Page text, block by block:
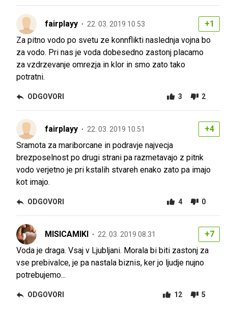
fairplayy 22. 03. 2019 10.53
+1
Za pitno vodo po svetu ze konnflikti naslednja vojna bo
za vodo. Pri nas je voda dobesedno zastonj placamo
za vzdrzevanje omrezja in klor in smo zato tako
potratni.
ODGOVORI 3 2
fairplayy 22. 03. 2019 10.51
+4
Sramota za mariborcane in podravje najvecja
brezposelnost po drugi strani pa razmetavajo z pitnk
vodo verjetno je pri kstalih stvareh enako zato pa imajo
kot imajo.
ODGOVORI 4 0
MISICAMIKI 22. 03. 2019 08.31
+7
Voda je draga. Vsaj v Ljubljani. Morala bi biti zastonj za
vse prebivalce, je pa nastala biznis, ker jo ljudje nujno
potrebujemo...
ODGOVORI 12 5